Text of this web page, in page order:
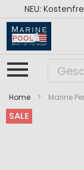
NEU:
Home Marine
SALE
Zum
Zum